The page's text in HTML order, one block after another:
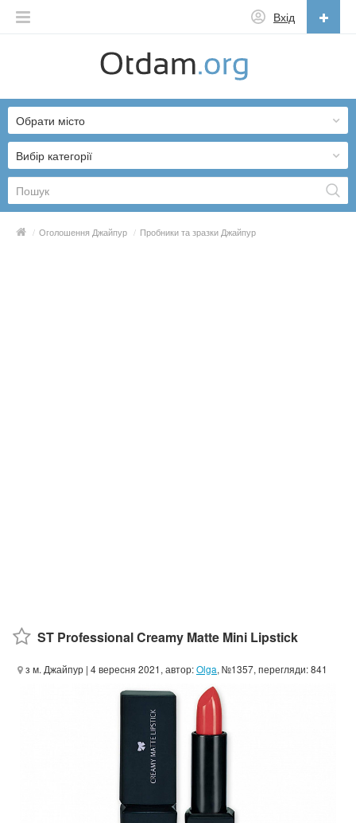
Вхід
English
Русский
Українська
Вибір категорії
Обрати місто
/ Оголошення Джайпур / Пробники та зразки Джайпур
ST Professional Creamy Matte Mini Lipstick
з м. Джайпур | 4 вересня 2021, автор:Olga, №1357, перегляди: 841